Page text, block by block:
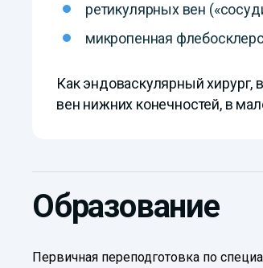
ретикулярных вен
микропенная
Как эндоваскулярный
вен нижних конечностей, в
Образование
Первичная переподготовка по